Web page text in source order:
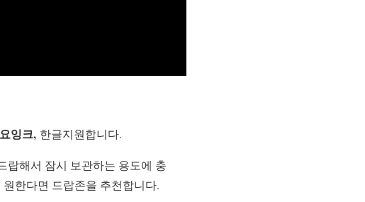
요잉크, 한글지원합니다.
랍해서 잠시 보관하는 용도에 충
한다면 드랍존을 추천합니다.